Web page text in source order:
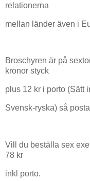
relationerna
mellan länder även i
Broschyren är på
kronor styck
plus 12 kr i porto (Sätt
Svensk-ryska) så
Vill du beställa sex
78 kr
inkl porto.